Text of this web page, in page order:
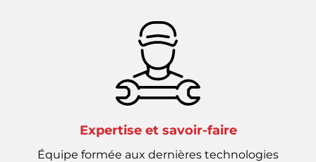
Expertise et savoir-faire
Équipe formée aux dernières technologies